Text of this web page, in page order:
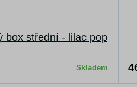
box střední - lilac pop
Skladem